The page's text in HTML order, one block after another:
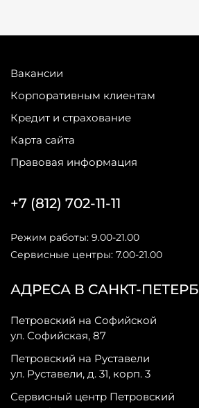
Вакансии
Корпоративным клиентам
Кредит и страхование
Карта сайта
Правовая информация
АДРЕСА В САНКТ-
Петровский на Софийской
ул. Софийская, 87
Петровский на Руставели
ул. Руставели, д. 31, корп. 3
Сервисный центр Петровский
+7 (812) 702-11-11
Режим работы: 9.00-21.00
Сервисные центры: 7.00-21.00